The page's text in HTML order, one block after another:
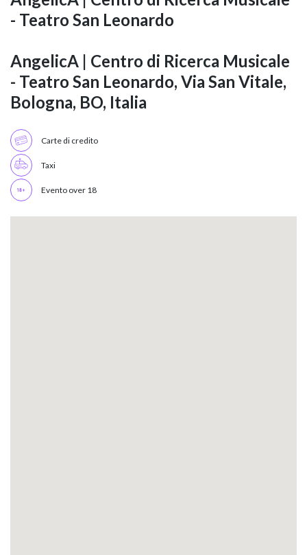
- Teatro San Leonardo
AngelicA | Centro di Ricerca Musicale
- Teatro San Leonardo, Via San Vitale,
Bologna, BO, Italia
Carte di credito
Taxi
Evento over 18